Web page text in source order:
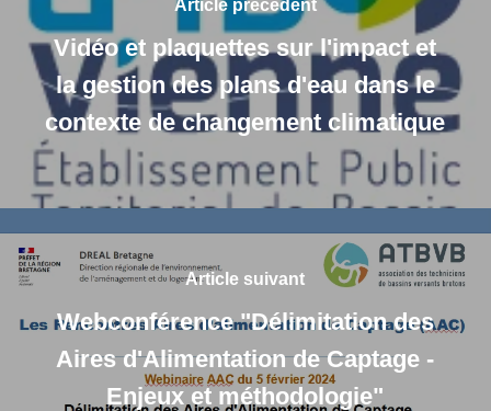
Article précédent
Vidéo et plaquettes sur l'impact et
la gestion des plans d'eau dans le
contexte de changement climatique
Article suivant
Webconférence "Délimitation des
Aires d'Alimentation de Captage -
Enjeux et méthodologie"